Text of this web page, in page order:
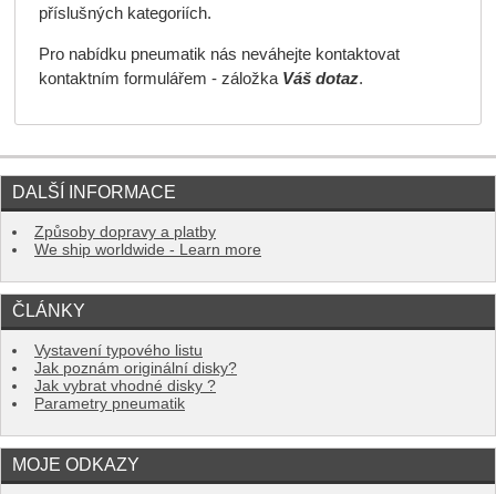
příslušných kategoriích.
Pro nabídku pneumatik nás neváhejte kontaktovat
kontaktním formulářem - záložka Váš dotaz.
DALŠÍ INFORMACE
Způsoby dopravy a platby
We ship worldwide - Learn more
ČLÁNKY
Vystavení typového listu
Jak poznám originální disky?
Jak vybrat vhodné disky ?
Parametry pneumatik
MOJE ODKAZY